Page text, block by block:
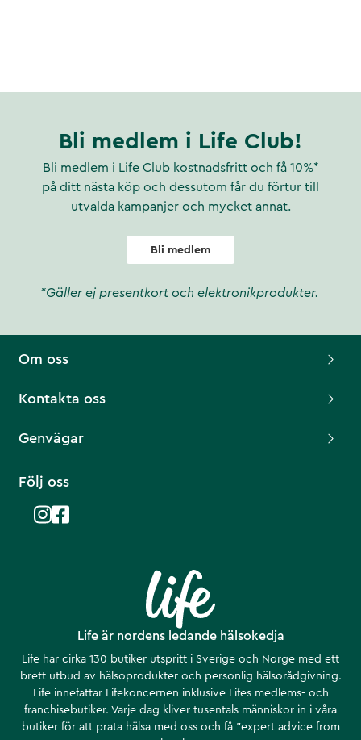
Bli medlem i Life Club!
Bli medlem i Life Club kostnadsfritt och få 10%*
på ditt nästa köp och dessutom får du förtur till
utvalda kampanjer och mycket annat.
Bli medlem
*Gäller ej presentkort och elektronikprodukter.
Life är nordens ledande hälsokedja
Life har cirka 130 butiker utspritt i Sverige och Norge med ett
brett utbud av hälsoprodukter och personlig hälsorådgivning.
Life innefattar Lifekoncernen inklusive Lifes medlems- och
franchisebutiker. Varje dag kliver tusentals människor in i våra
butiker för att prata hälsa med oss och få ”expert advice from
Om oss
Kontakta oss
Genvägar
Följ oss